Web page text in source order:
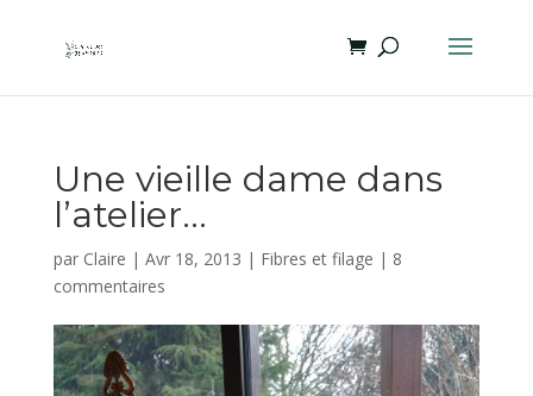
Une vieille dame dans
l’atelier…
par Claire | Avr 18, 2013 | Fibres et filage | 8
commentaires